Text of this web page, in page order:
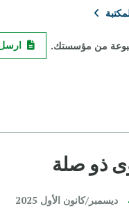
من مؤسستك. ارسل
ذو صلة
ديسمبر/كانون الأول 2025